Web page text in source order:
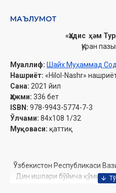
МАЪЛУМОТ
«Ҳәдис ҳәм
Қуран
Муаллиф: Шайх Муҳаммад
Нашриёт: «Hilol-Nashr»
Сана: 2021 йил
Ҳажми: 336 бет
ISBN: 978-9943-5774-7-3
Ўлчами: 84х108 1/32
Муқоваси: қаттиқ
Ўзбекистон Республикаси
Дин ишлари бўйича